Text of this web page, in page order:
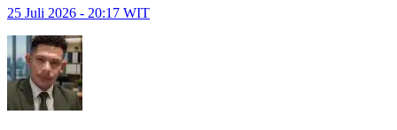
25 Juli 2026 - 20:17 WIT